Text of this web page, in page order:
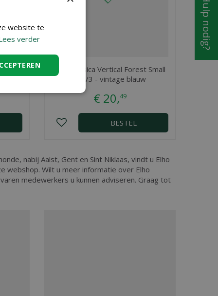
Elho Corsica Vertical Forest Small
Set/3 - vintage blauw
€ 20,49
BESTEL
nabij Aalst, Gent en Sint Niklaas, vindt u Elho
webshop. Wilt u meer informatie over Elho
medewerkers u kunnen adviseren. Graag tot
Hulp nodig?
website te
verder